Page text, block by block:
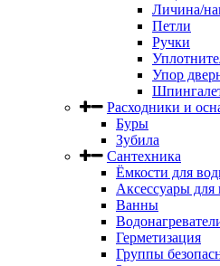
Личина/
Петли
Ручки
Упор
Расходники и
Буры
Зубила
Сантехника
Ёмкости для
Аксессуары
Ванны
Герметизация
Группы